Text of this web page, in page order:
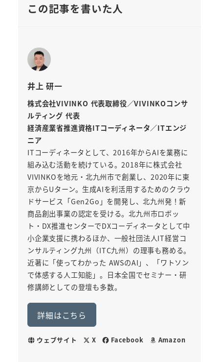
この記事を書いた人
井上 研一
株式会社VIVINKO 代表取締役／VIVINKOコンサ
ルティング 代表
経済産業省推進資格ITコーディネータ／ITエンジ
ニア
ITコーディネータとして、2016年からAIを業務に
組み込む活動を続けている。2018年に株式会社
VIVINKOを地元・北九州市で創業し、2020年に東
京からUターン。生成AIを利活用するためのクラウ
ドサービス「Gen2Go」を開発し、北九州発！新
商品創出事業の認定を受ける。北九州市ロボッ
ト・DX推進センターでDXコーディネータとして中
小企業支援に携わるほか、一般社団法人IT経営コ
ンサルティング九州（ITC九州）の理事も務める。
近著に「使ってわかった AWSのAI」、「ワトソン
で体感する人工知能」。日本全国でセミナー・研
修講師としての登壇も多数。
詳細はこちら
ウェブサイト X Facebook Amazon